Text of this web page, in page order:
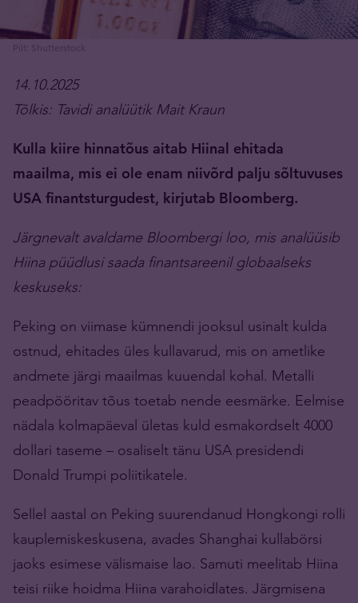
Pilt: Shutterstock
14.10.2025
Tõlkis: Tavidi analüütik Mait Kraun
Kulla kiire hinnatõus aitab Hiinal ehitada
maailma, mis ei ole enam niivõrd palju sõltuvuses
USA finantsturgudest, kirjutab Bloomberg.
Järgnevalt avaldame Bloombergi loo, mis analüüsib
Hiina püüdlusi saada finantsareenil globaalseks
keskuseks:
Peking on viimase kümnendi jooksul usinalt kulda
ostnud, ehitades üles kullavarud, mis on ametlike
andmete järgi maailmas kuuendal kohal. Metalli
peadpööritav tõus toetab nende eesmärke. Eelmise
nädala kolmapäeval ületas kuld esmakordselt 4000
dollari taseme – osaliselt tänu USA presidendi
Donald Trumpi poliitikatele.
Sellel aastal on Peking suurendanud Hongkongi rolli
kauplemiskeskusena, avades Shanghai kullabörsi
jaoks esimese välismaise lao. Samuti meelitab Hiina
teisi riike hoidma Hiina varahoidlates. Järgmisena